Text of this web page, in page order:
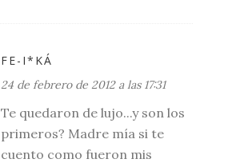
FE-I*KÁ
24 de febrero de 2012 a las 17:31
Te quedaron de lujo...y son los
primeros? Madre mía si te
cuento como fueron mis